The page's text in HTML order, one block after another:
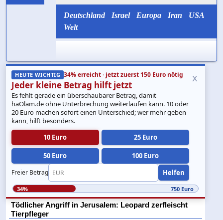
Deutschland Israel Europa Iran
USA
Welt
HEUTE WICHTIG 34% erreicht · jetzt zuerst 150 Euro nötig
Jeder kleine Betrag hilft jetzt
Es fehlt gerade ein überschaubarer Betrag, damit
haOlam.de ohne Unterbrechung weiterlaufen kann. 10 oder
20 Euro machen sofort einen Unterschied; wer mehr geben
kann, hilft besonders.
10 Euro
25 Euro
50 Euro 100 Euro
Freier Betrag Helfen
x
34% 750 Euro
Tödlicher Angriff in Jerusalem: Leopard zerfleischt
Tierpfleger